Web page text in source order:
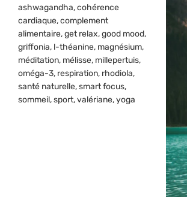
ashwagandha,cohérence
cardiaque,complement
alimentaire,get relax,good mood,
griffonia, l-théanine, magnésium,
méditation, mélisse, millepertuis,
oméga-3, respiration, rhodiola,
santé naturelle,smart focus,
sommeil,sport,valériane,yoga